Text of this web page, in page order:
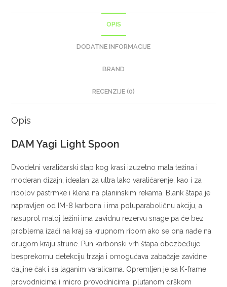
OPIS
DODATNE INFORMACIJE
BRAND
RECENZIJE (0)
Opis
DAM Yagi Light Spoon
Dvodelni varaličarski štap kog krasi izuzetno mala težina i
moderan dizajn, idealan za ultra lako varaličarenje, kao i za
ribolov pastrmke i klena na planinskim rekama. Blank štapa je
napravljen od IM-8 karbona i ima poluparaboličnu akciju, a
nasuprot maloj težini ima zavidnu rezervu snage pa će bez
problema izaći na kraj sa krupnom ribom ako se ona nađe na
drugom kraju strune. Pun karbonski vrh štapa obezbeđuje
besprekornu detekciju trzaja i omogućava zabačaje zavidne
daljine čak i sa laganim varalicama. Opremljen je sa K-frame
provodnicima i micro provodnicima, plutanom drškom